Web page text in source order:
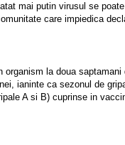
mai putin virusul se
care impiedica
la doua
ianinte ca sezonul de
A si B) cuprinse in